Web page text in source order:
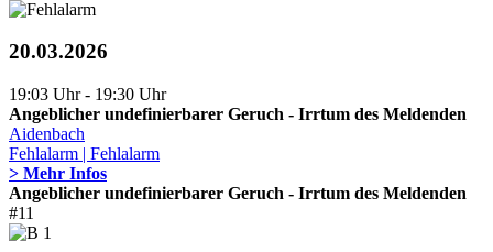
20.03.2026
19:03 Uhr - 19:30 Uhr
Angeblicher undefinierbarer Geruch - Irrtum des Meldenden
Aidenbach
Fehlalarm | Fehlalarm
> Mehr Infos
Angeblicher undefinierbarer Geruch - Irrtum des Meldenden
#11